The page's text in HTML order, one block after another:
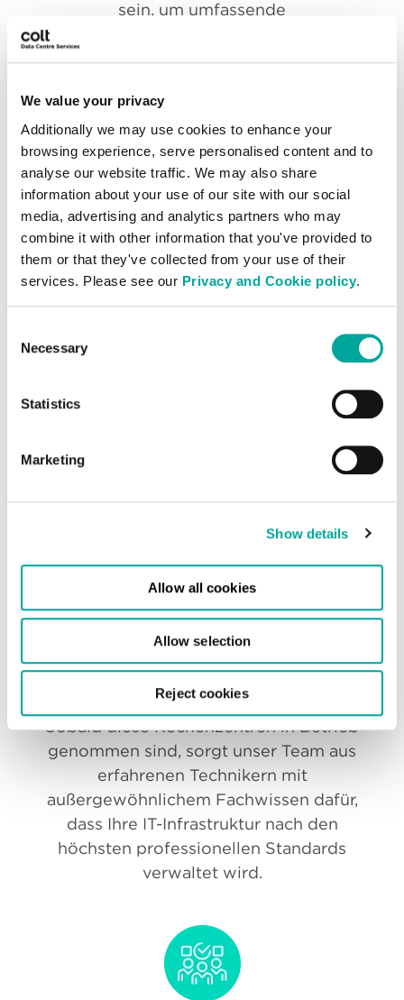
We value your privacy
Additionally we may use cookies to enhance your
browsing experience, serve personalised content and to
analyse our website traffic. We may also share
information about your use of our site with our social
media, advertising and analytics partners who may
combine it with other information that you've provided to
them or that they've collected from your use of their
services. Please see our Privacy and Cookie policy.
Selection
Necessary
Statistics
Marketing
Show details
Allow all cookies
Allow selection
Reject cookies
sein, um umfassende
darunter Dark-Fiber-Zugang und eine
Unterstützung der
Infrastrukturanforderungen der Kunden.
Nachhaltigkeit
Anwendung mehrerer CO2-armer
Vermeidung von Wasserverschwendung
Wärmerückgewinnung, wo immer
möglich, und die Nutzung von 100 %
erneuerbarer Energie zur
Stromversorgung des Standorts.
Operative Exzellenz
Sobald diese Rechenzentren in Betrieb
genommen sind, sorgt unser Team aus
erfahrenen Technikern mit
außergewöhnlichem Fachwissen dafür,
dass Ihre IT-Infrastruktur nach den
höchsten professionellen Standards
verwaltet wird.